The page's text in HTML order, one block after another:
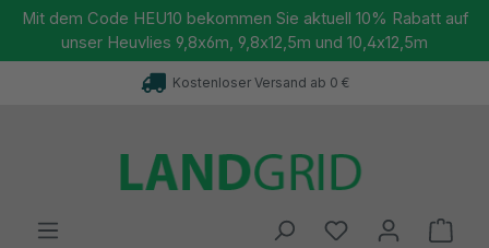
Mit dem Code HEU10 bekommen Sie aktuell 10% Rabatt auf
unser Heuvlies 9,8x6m, 9,8x12,5m und 10,4x12,5m
Kostenloser Versand ab 0 €